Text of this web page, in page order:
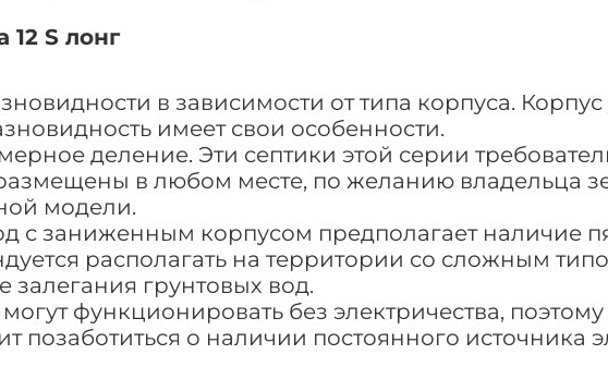
S лонг
в зависимости от типа корпуса.
имеет свои особенности.
деление. Эти септики этой серии
в любом месте, по желанию владельца
модели.
с заниженным корпусом предполагает наличие
располагать на территории со сложным
грунтовых вод.
функционировать без электричества,
позаботиться о наличии постоянного источника